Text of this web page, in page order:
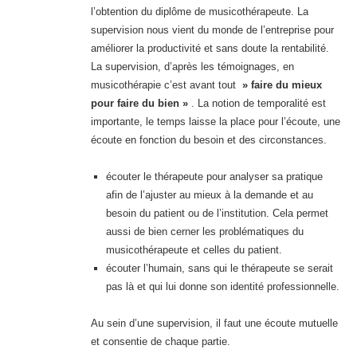
l’obtention du diplôme de musicothérapeute. La
supervision nous vient du monde de l’entreprise pour
améliorer la productivité et sans doute la rentabilité.
La supervision, d’après les témoignages, en
musicothérapie c’est avant tout » faire du mieux
pour faire du bien »
. La notion de temporalité est
importante, le temps laisse la place pour l’écoute, une
écoute en fonction du besoin et des circonstances.
écouter le thérapeute pour analyser sa pratique
afin de l’ajuster au mieux à la demande et au
besoin du patient ou de l’institution. Cela permet
aussi de bien cerner les problématiques du
musicothérapeute et celles du patient.
écouter l’humain, sans qui le thérapeute se serait
pas là et qui lui donne son identité professionnelle.
Au sein d’une supervision, il faut une écoute mutuelle
et consentie de chaque partie.